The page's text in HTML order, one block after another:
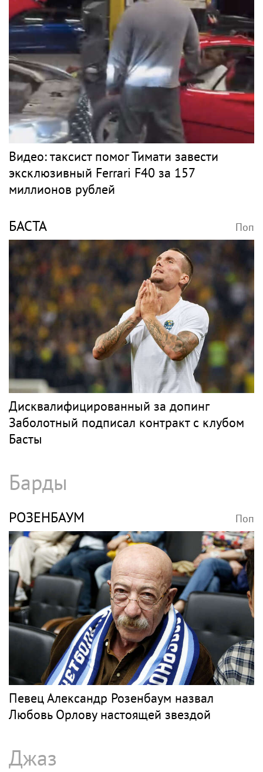
Видео: таксист помог Тимати завести
эксклюзивный Ferrari F40 за 157
миллионов рублей
БАСТА Поп
Дисквалифицированный за допинг
Заболотный подписал контракт с клубом
Басты
Барды
РОЗЕНБАУМ Поп
Певец Александр Розенбаум назвал
Любовь Орлову настоящей звездой
Джаз